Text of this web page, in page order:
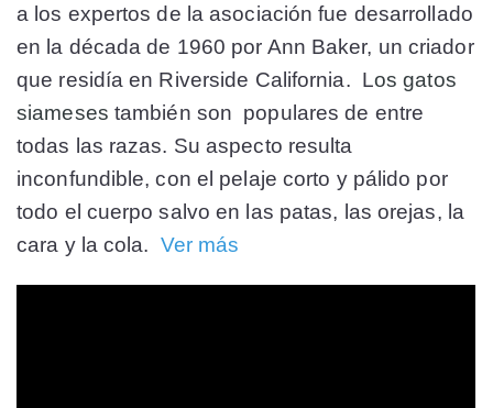
a los expertos de la asociación fue desarrollado
en la década de 1960 por Ann Baker, un criador
que residía en Riverside California. Los gatos
siameses también son populares de entre
todas las razas. Su aspecto resulta
inconfundible, con el pelaje corto y pálido por
todo el cuerpo salvo en las patas, las orejas, la
cara y la cola. Ver más